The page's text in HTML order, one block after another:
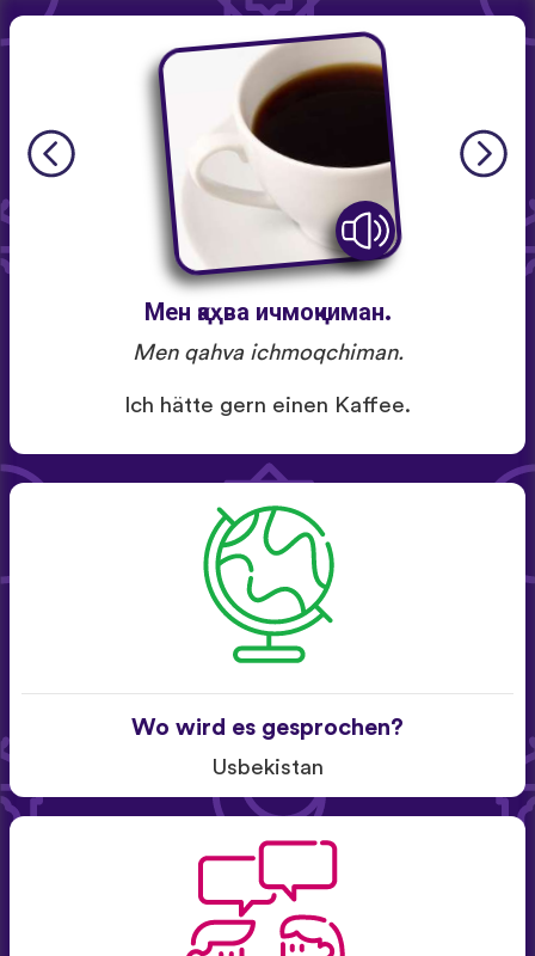
Мен қаҳва ичмоқчиман.
Men qahva ichmoqchiman.
Ich hätte gern einen Kaffee.
Wo wird es gesprochen?
Usbekistan